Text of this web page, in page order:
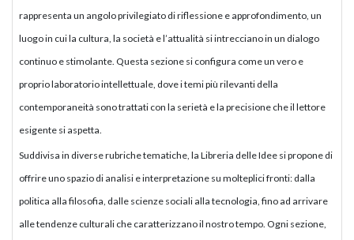
rappresenta un angolo privilegiato di riflessione e approfondimento, un
luogo in cui la cultura, la società e l’attualità si intrecciano in un dialogo
continuo e stimolante. Questa sezione si configura come un vero e
proprio laboratorio intellettuale, dove i temi più rilevanti della
contemporaneità sono trattati con la serietà e la precisione che il lettore
esigente si aspetta.
Suddivisa in diverse rubriche tematiche, la Libreria delle Idee si propone di
offrire uno spazio di analisi e interpretazione su molteplici fronti: dalla
politica alla filosofia, dalle scienze sociali alla tecnologia, fino ad arrivare
alle tendenze culturali che caratterizzano il nostro tempo. Ogni sezione,